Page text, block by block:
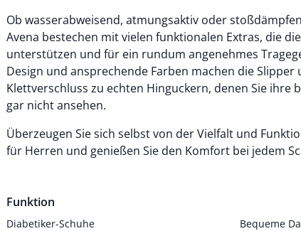
Ob wasserabweisend, atmungsaktiv oder
Avena bestechen mit vielen funktionalen Extras, die
unterstützen und für ein rundum angenehmes
Design und ansprechende Farben machen die Slipper
Klettverschluss zu echten Hinguckern, denen Sie ihre
gar nicht ansehen.
Überzeugen Sie sich selbst von der Vielfalt und
für Herren und genießen Sie den Komfort bei jedem
Funktion
Diabetiker-Schuhe
Bequeme